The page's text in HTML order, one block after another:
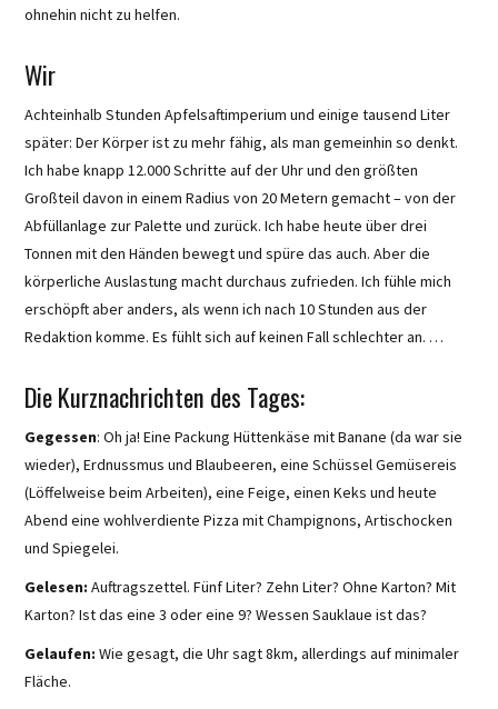
ohnehin nicht zu helfen.
Wir
Achteinhalb Stunden Apfelsaftimperium und einige tausend Liter
später: Der Körper ist zu mehr fähig, als man gemeinhin so denkt.
Ich habe knapp 12.000 Schritte auf der Uhr und den größten
Großteil davon in einem Radius von 20 Metern gemacht – von der
Abfüllanlage zur Palette und zurück. Ich habe heute über drei
Tonnen mit den Händen bewegt und spüre das auch. Aber die
körperliche Auslastung macht durchaus zufrieden. Ich fühle mich
erschöpft aber anders, als wenn ich nach 10 Stunden aus der
Redaktion komme. Es fühlt sich auf keinen Fall schlechter an. …
Die Kurznachrichten des Tages:
Gegessen: Oh ja! Eine Packung Hüttenkäse mit Banane (da war sie
wieder), Erdnussmus und Blaubeeren, eine Schüssel Gemüsereis
(Löffelweise beim Arbeiten), eine Feige, einen Keks und heute
Abend eine wohlverdiente Pizza mit Champignons, Artischocken
und Spiegelei.
Gelesen: Auftragszettel. Fünf Liter? Zehn Liter? Ohne Karton? Mit
Karton? Ist das eine 3 oder eine 9? Wessen Sauklaue ist das?
Gelaufen: Wie gesagt, die Uhr sagt 8km, allerdings auf minimaler
Fläche.